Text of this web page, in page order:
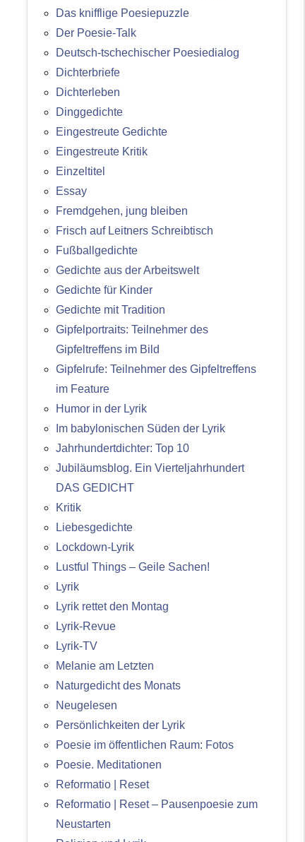
Das knifflige Poesiepuzzle
Der Poesie-Talk
Deutsch-tschechischer Poesiedialog
Dichterbriefe
Dichterleben
Dinggedichte
Eingestreute Gedichte
Eingestreute Kritik
Einzeltitel
Essay
Fremdgehen, jung bleiben
Frisch auf Leitners Schreibtisch
Fußballgedichte
Gedichte aus der Arbeitswelt
Gedichte für Kinder
Gedichte mit Tradition
Gipfelportraits: Teilnehmer des
Gipfeltreffens im Bild
Gipfelrufe: Teilnehmer des Gipfeltreffens
im Feature
Humor in der Lyrik
Im babylonischen Süden der Lyrik
Jahrhundertdichter: Top 10
Jubiläumsblog. Ein Vierteljahrhundert
DAS GEDICHT
Kritik
Liebesgedichte
Lockdown-Lyrik
Lustful Things – Geile Sachen!
Lyrik
Lyrik rettet den Montag
Lyrik-Revue
Lyrik-TV
Melanie am Letzten
Naturgedicht des Monats
Neugelesen
Persönlichkeiten der Lyrik
Poesie im öffentlichen Raum: Fotos
Poesie. Meditationen
Reformatio | Reset
Reformatio | Reset – Pausenpoesie zum
Neustarten